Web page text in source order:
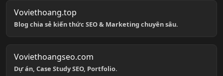
Voviethoang.top
Blog chia sẻ kiến thức SEO & Marketing chuyên sâu.
Voviethoangseo.com
Dự án, Case Study SEO, Portfolio.